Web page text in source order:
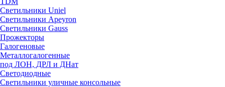
Светильники Uniel
Светильники Apeyron
Светильники Gauss
Прожекторы
Галогеновые
Металлогалогенные
под ЛОН, ДРЛ и ДНат
Светодиодные
Светильники уличные консольные